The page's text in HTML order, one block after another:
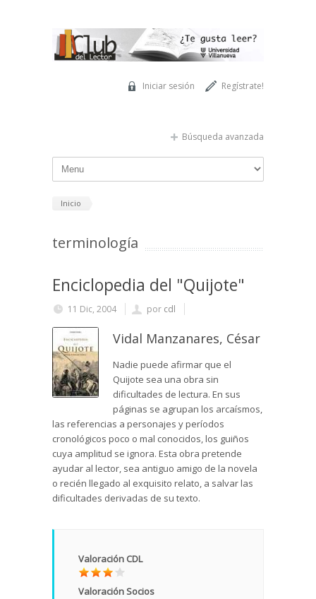
Regístrate!
Iniciar sesión
Búsqueda avanzada
Inicio
terminología
Enciclopedia del "Quijote"
11 Dic, 2004 por cdl
Vidal Manzanares, César
Nadie puede afirmar que el
Quijote sea una obra sin
dificultades de lectura. En sus
páginas se agrupan los arcaísmos,
las referencias a personajes y períodos
cronológicos poco o mal conocidos, los guiños
cuya amplitud se ignora. Esta obra pretende
ayudar al lector, sea antiguo amigo de la novela
o recién llegado al exquisito relato, a salvar las
dificultades derivadas de su texto.
Valoración CDL
Valoración Socios